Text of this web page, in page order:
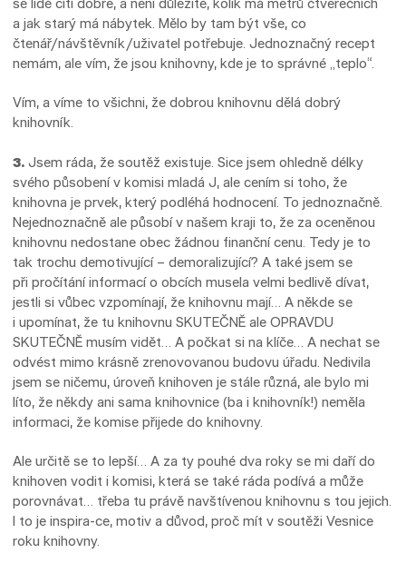
a jak starý má nábytek. Mělo by tam být vše, co
čtenář/návštěvník/uživatel potřebuje. Jednoznačný recept
nemám, ale vím, že jsou knihovny, kde je to správ­né „teplo“.
Vím, a víme to všichni, že dobrou knihovnu dělá dobrý
knihovník.
3. Jsem ráda, že soutěž existuje. Sice jsem ohled­ně délky
svého působení v komisi mladá J, ale cením si toho, že
knihovna je prvek, který podléhá hodnocení. To jednoznačně.
Nejednoznačně ale působí v našem kraji to, že za oceněnou
knihovnu nedostane obec žádnou finanční cenu. Tedy je to
tak trochu demotivující – demoralizující? A také jsem se
při pročítání informací o obcích musela velmi bedlivě dívat,
jestli si vůbec vzpomínají, že knihovnu mají… A někde se
i upomínat, že tu knihovnu SKUTEČNĚ ale OPRAVDU
SKUTEČNĚ musím vidět… A počkat si na klíče… A nechat se
odvést mimo krásně zrenovovanou budovu úřadu. Nedivila
jsem se ničemu, úroveň knihoven je stále různá, ale bylo mi
líto, že někdy ani sama knihovnice (ba i knihovník!) neměla
informaci, že komise přijede do knihovny.
Ale určitě se to lepší… A za ty pouhé dva roky se mi daří do
knihoven vodit i komisi, která se také ráda podívá a může
porovnávat… třeba tu právě navštívenou knihovnu s tou jejich.
I to je inspira-ce, motiv a důvod, proč mít v soutěži Vesnice
roku knihovny.